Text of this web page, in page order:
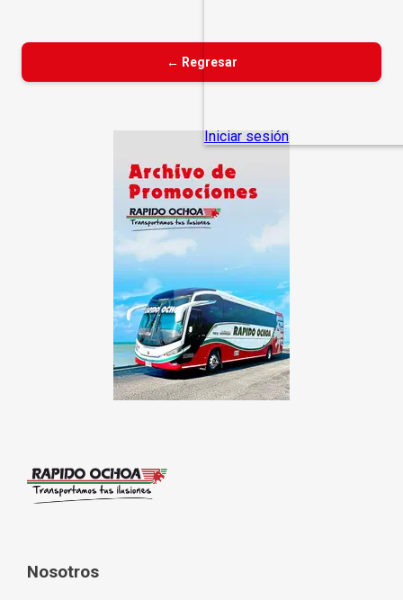
← Regresar
Nosotros